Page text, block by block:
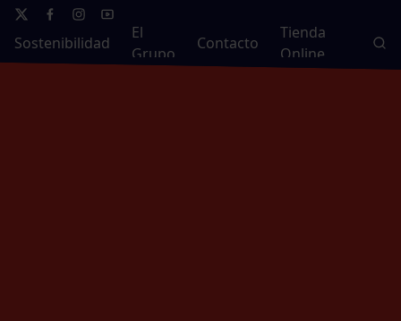
Sostenibilidad
El
Grupo
Contacto
Tienda
Online